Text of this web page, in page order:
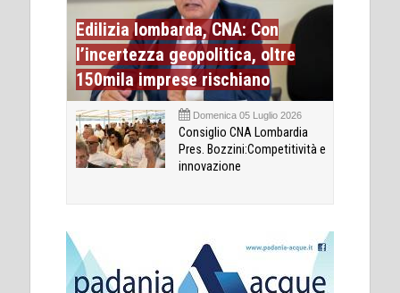
Edilizia lombarda, CNA: Con
l’incertezza geopolitica, oltre
150mila imprese rischiano
Domenica 05 Luglio 2026
Consiglio CNA Lombardia
Pres. Bozzini:Competitività e
innovazione